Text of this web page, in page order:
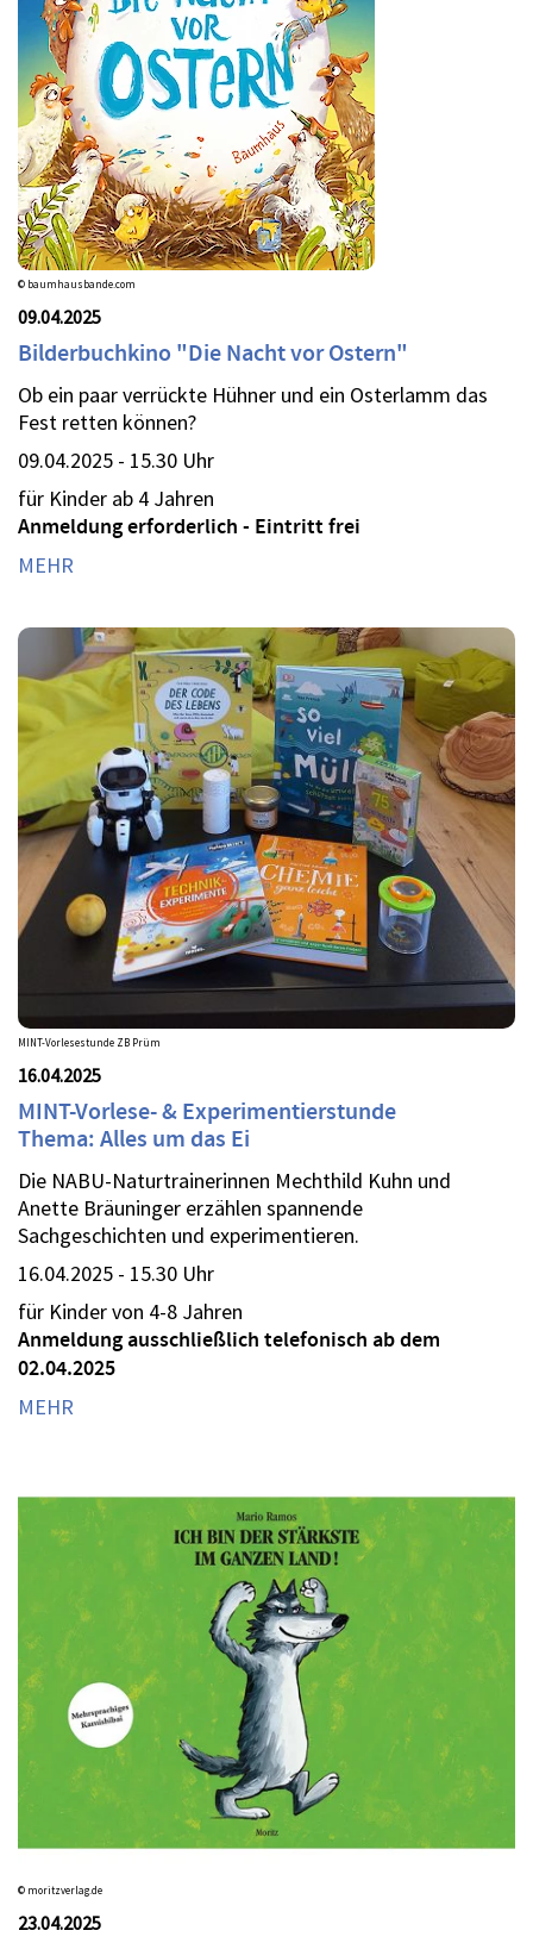
© baumhausbande.com
09.04.2025
Bilderbuchkino "Die Nacht vor Ostern"
Ob ein paar verrückte Hühner und ein Osterlamm das
Fest retten können?
09.04.2025 - 15.30 Uhr
für Kinder ab 4 Jahren
Anmeldung erforderlich - Eintritt frei
MEHR
MINT-Vorlesestunde ZB Prüm
16.04.2025
MINT-Vorlese- & Experimentierstunde
Thema: Alles um das Ei
Die NABU-Naturtrainerinnen Mechthild Kuhn und
Anette Bräuninger erzählen spannende
Sachgeschichten und experimentieren.
16.04.2025 - 15.30 Uhr
für Kinder von 4-8 Jahren
Anmeldung ausschließlich telefonisch ab dem
02.04.2025
MEHR
© moritzverlag.de
23.04.2025